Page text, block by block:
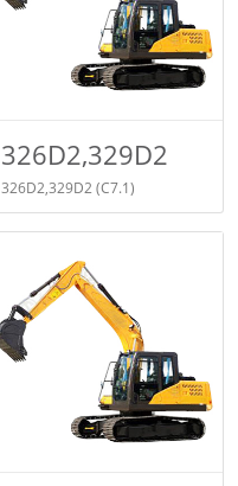
326D2,329D2
326D2,329D2(C7.1)